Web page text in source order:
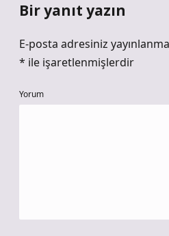
Bir yanıt yazın
E-posta adresiniz
* ile işaretlenmişlerdir
Yorum